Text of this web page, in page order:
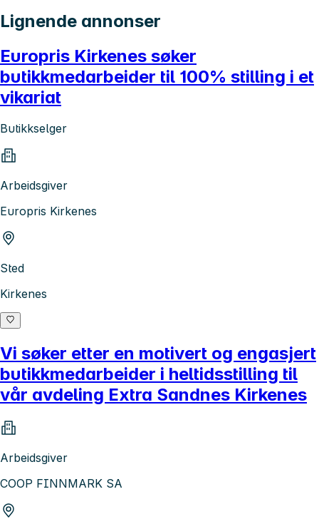
Lignende annonser
Europris Kirkenes søker
butikkmedarbeider til 100% stilling i et
vikariat
Butikkselger
Arbeidsgiver
Europris Kirkenes
Sted
Kirkenes
Vi søker etter en motivert og engasjert
butikkmedarbeider i heltidsstilling til
vår avdeling Extra Sandnes Kirkenes
Arbeidsgiver
COOP FINNMARK SA